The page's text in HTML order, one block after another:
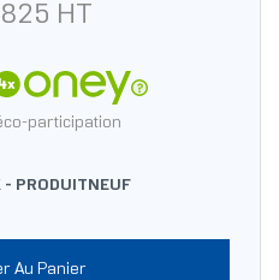
HT
participation
- PRODUITNEUF
Au Panier